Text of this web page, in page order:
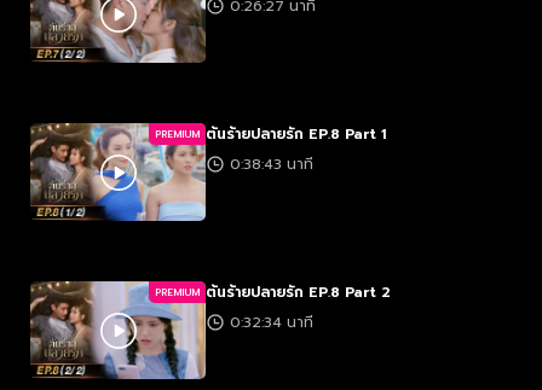
0:26:27 นาที
PREMIUM ต้นร้ายปลายรัก EP.8 Part 1
0:38:43 นาที
PREMIUM ต้นร้ายปลายรัก EP.8 Part 2
0:32:34 นาที